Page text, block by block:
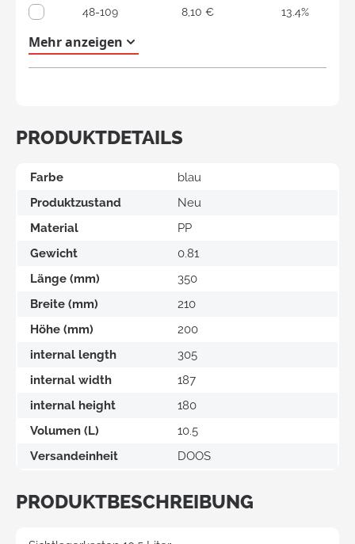
PRODUKTDETAILS
Farbe
blau
Produktzustand
Neu
Material
PP
Gewicht
0.81
Länge (mm)
350
Breite (mm)
210
Höhe (mm)
200
internal length
305
internal width
187
internal height
180
Volumen (L)
10.5
Versandeinheit
DOOS
PRODUKTBESCHREIBUNG
48-109
8,10 €
13.4%
110+
Mehr anzeigen